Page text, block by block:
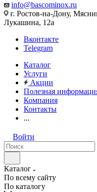
info@bascominox.ru
г. Ростов-на-Дону,
Лукашина, 12а
Вконтакте
Telegram
Каталог
Услуги
Акции
Полезная
Компания
Контакты
...
Войти
Каталог
По всему сайту
По каталогу